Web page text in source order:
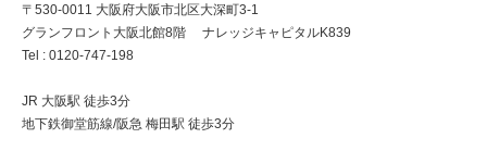
〒530-0011 大阪府大阪市北区大深町3-1
グランフロント大阪北館8階 ナレッジキャピタルK839
Tel : 0120-747-198
JR 大阪駅 徒歩3分
地下鉄御堂筋線/阪急 梅田駅 徒歩3分